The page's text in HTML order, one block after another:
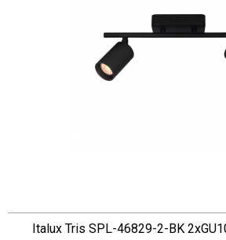
Italux Tris SPL-46829-2-BK